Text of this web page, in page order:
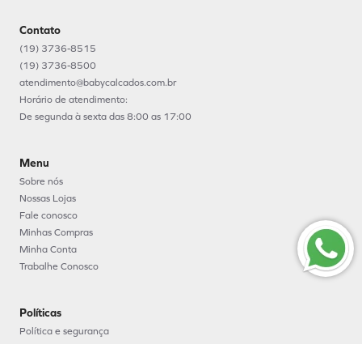
Contato
(19) 3736-8515
(19) 3736-8500
atendimento@babycalcados.com.br
Horário de atendimento:
De segunda à sexta das 8:00 as 17:00
Menu
Sobre nós
Nossas Lojas
Fale conosco
Minhas Compras
Minha Conta
Trabalhe Conosco
Políticas
Política e segurança